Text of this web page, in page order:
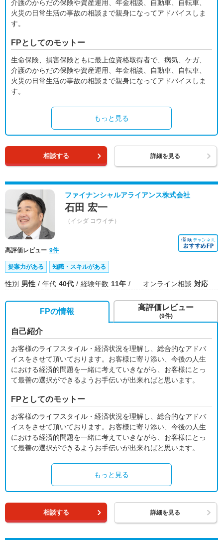
介護のからだの保険や資産運用、年金相談、自動車、自転車、
火災の日常生活の事故の相談まで親身になってアドバイスしま
す。
FPとしてのモットー
生命保険、損害保険ともに最上位資格取得者で、病気、ケガ、
介護のからだの保険や資産運用、年金相談、自動車、自転車、
火災の日常生活の事故の相談まで親身になってアドバイスしま
す。
もっと見る
相談する 詳細を見る
ファイナンシャルアライアンス株式会社
石田 宏一
（イシダ コウイチ）
高評価レビュー 9件
提案力がある 知識・スキルがある
性別 男性 年代 40代 経験年数 11年 オンライン相談 対応
FPの情報
自己紹介
お客様のライフスタイル・経済状況を理解し、総合的なアドバ
イスをさせて頂いております。お客様に寄り添い、今後の人生
における経済的問題を一緒に考えていきながら、お客様にとっ
て最善の選択ができるようお手伝いが出来ればと思います。
FPとしてのモットー
お客様のライフスタイル・経済状況を理解し、総合的なアドバ
イスをさせて頂いております。お客様に寄り添い、今後の人生
における経済的問題を一緒に考えていきながら、お客様にとっ
て最善の選択ができるようお手伝いが出来ればと思います。
もっと見る
高評価レビュー
(9件)
相談する 詳細を見る